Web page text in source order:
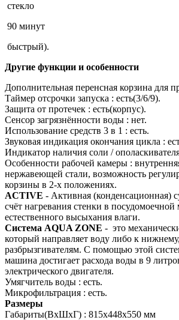
стекло
90 минут
быстрый).
Другие функции и особенности
Дополнительная перенсная корзина для
Таймер отсрочки запуска : есть(3/6/9).
Защита от протечек : есть(корпус).
Сенсор загрязнённости воды : нет.
Использование средств 3 в 1 : есть.
Звуковая индикация окончания цикла :
Индикатор наличия соли / ополаскивателя
Особенности рабочей камеры :
нержавеющей стали, возможность
корзины в 2-х положениях.
ACTIVE - Активная (конденсационная)
счёт нагревания стенки в
естественного высыхания влаги.
Система AQUA ZONE - это
который направляет воду либо к
разбрызгивателям. С помощью этой
машина достигает расхода воды в 9
электрического двигателя.
Умягчитель воды : есть.
Микрофильтрация : есть.
Размеры
Габариты(ВхШхГ) : 815x448x550 мм